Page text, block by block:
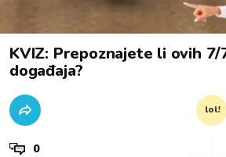
KVIZ: Prepoznajete li ovih
događaja?
lol!
0